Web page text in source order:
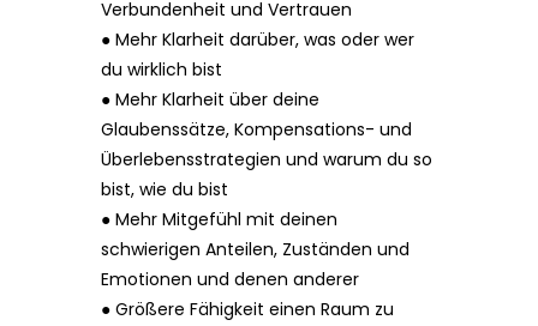
Verbundenheit und Vertrauen
● Mehr Klarheit darüber, was oder wer
du wirklich bist
● Mehr Klarheit über deine
Glaubenssätze, Kompensations- und
Überlebensstrategien und warum du so
bist, wie du bist
● Mehr Mitgefühl mit deinen
schwierigen Anteilen, Zuständen und
Emotionen und denen anderer
● Größere Fähigkeit einen Raum zu